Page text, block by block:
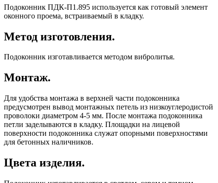
Подоконник ПДК-П1.895 используется как готовый элемент
оконного проема, встраиваемый в кладку.
Метод изготовления.
Подоконник изготавливается методом вибролитья.
Монтаж.
Для удобства монтажа в верхней части подоконника
предусмотрен вывод монтажных петель из низкоуглеродистой
проволоки диаметром 4-5 мм. После монтажа подоконника
петли заделываются в кладку. Площадки на лицевой
поверхности подоконника служат опорными поверхностями
для бетонных наличников.
Цвета изделия.